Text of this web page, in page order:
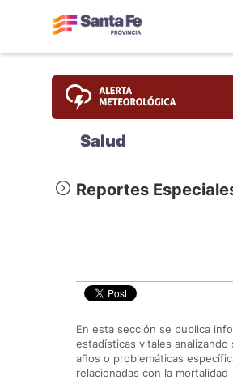
Salud
Reportes
En esta sección se publica
estadísticas vitales analizando
años o problemáticas
relacionadas con la mortalidad